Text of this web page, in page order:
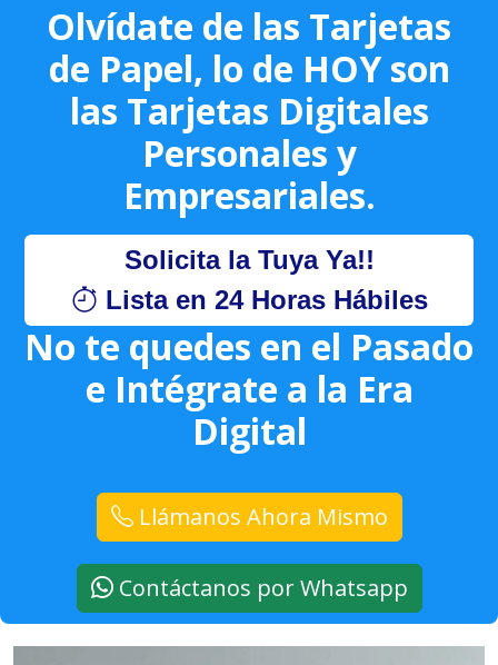
Olvídate de las Tarjetas
de Papel, lo de HOY son
las Tarjetas Digitales
Personales y
Empresariales.
Solicita la Tuya Ya!!
Lista en 24 Horas Hábiles
No te quedes en el Pasado
e Intégrate a la Era
Digital
Llámanos Ahora Mismo
Contáctanos por Whatsapp